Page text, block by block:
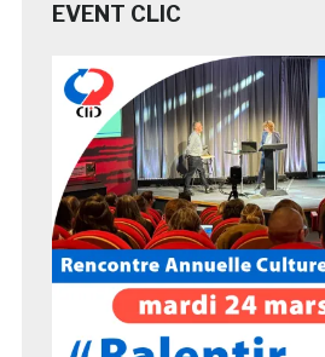
EVENT CLIC